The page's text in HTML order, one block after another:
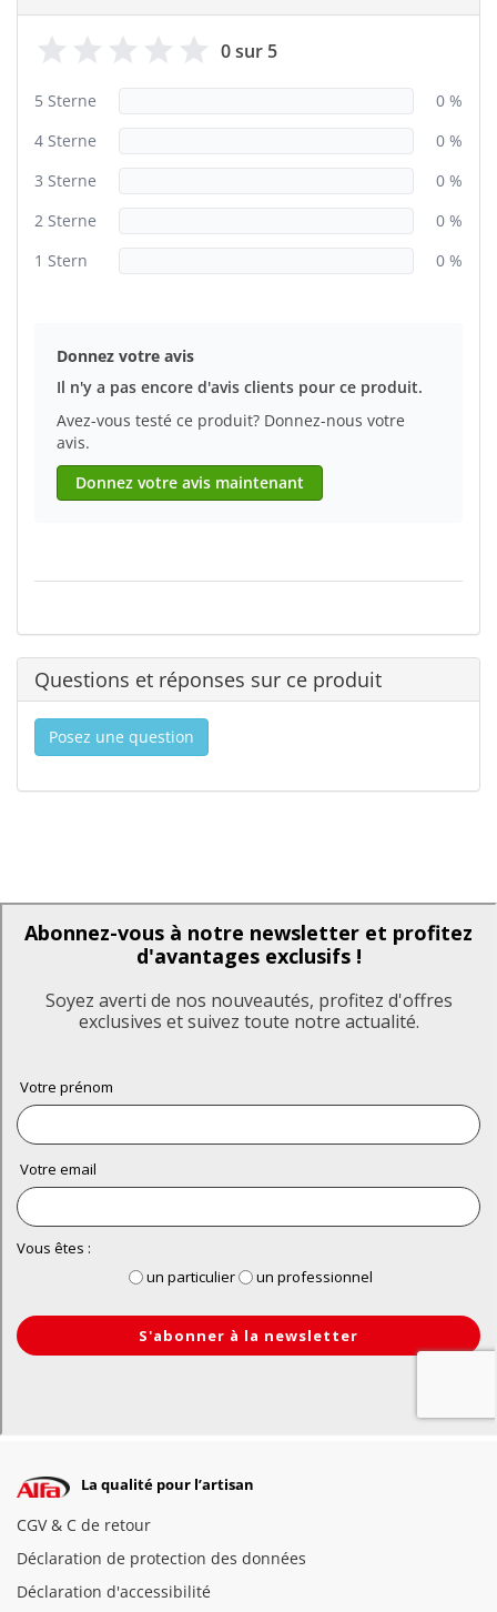
0 sur 5
5 Sterne
0 %
4 Sterne
0 %
3 Sterne
0 %
2 Sterne
0 %
1 Stern
0 %
Donnez votre avis
Il n'y a pas encore d'avis clients pour ce produit.
Avez-vous testé ce produit? Donnez-nous votre
avis.
Donnez votre avis maintenant
Questions et réponses sur ce produit
Posez une question
La qualité pour l’artisan
CGV & C de retour
Déclaration de protection des données
Déclaration d'accessibilité